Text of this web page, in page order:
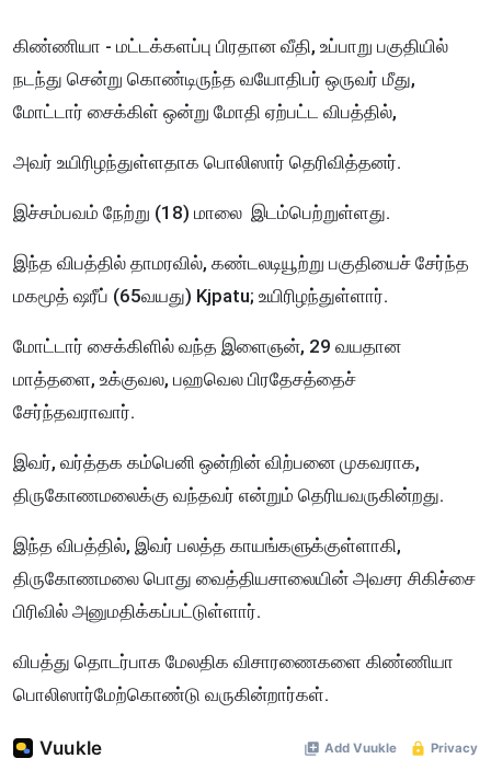
கிண்ணியா - மட்டக்களப்பு பிரதான வீதி, உப்பாறு பகுதியில்
நடந்து சென்று கொண்டிருந்த வயோதிபர் ஒருவர் மீது,
மோட்டார் சைக்கிள் ஒன்று மோதி ஏற்பட்ட விபத்தில்,
அவர் உயிரிழந்துள்ளதாக பொலிஸார் தெரிவித்தனர்.
இச்சம்பவம் நேற்று (18) மாலை இடம்பெற்றுள்ளது.
இந்த விபத்தில் தாமரவில், கண்டலடியூற்று பகுதியைச் சேர்ந்த
மகமூத் ஷரீப் (65வயது) Kjpatu; உயிரிழந்துள்ளார்.
மோட்டார் சைக்கிளில் வந்த இளைஞன், 29 வயதான
மாத்தளை, உக்குவல, பஹவெல பிரதேசத்தைச்
சேர்ந்தவராவார்.
இவர், வர்த்தக கம்பெனி ஒன்றின் விற்பனை முகவராக,
திருகோணமலைக்கு வந்தவர் என்றும் தெரியவருகின்றது.
இந்த விபத்தில், இவர் பலத்த காயங்களுக்குள்ளாகி,
திருகோணமலை பொது வைத்தியசாலையின் அவசர சிகிச்சை
பிரிவில் அனுமதிக்கப்பட்டுள்ளார்.
விபத்து தொடர்பாக மேலதிக விசாரணைகளை கிண்ணியா
பொலிஸார்மேற்கொண்டு வருகின்றார்கள்.